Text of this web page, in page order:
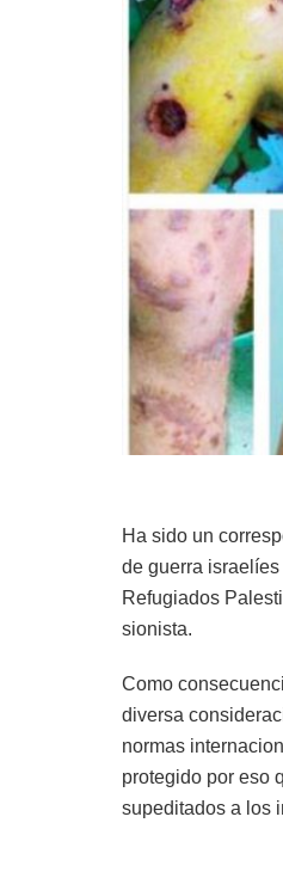
Ha sido un
de guerra
Refugiados
sionista.
Como
diversa
normas
protegido por eso
supeditados a los